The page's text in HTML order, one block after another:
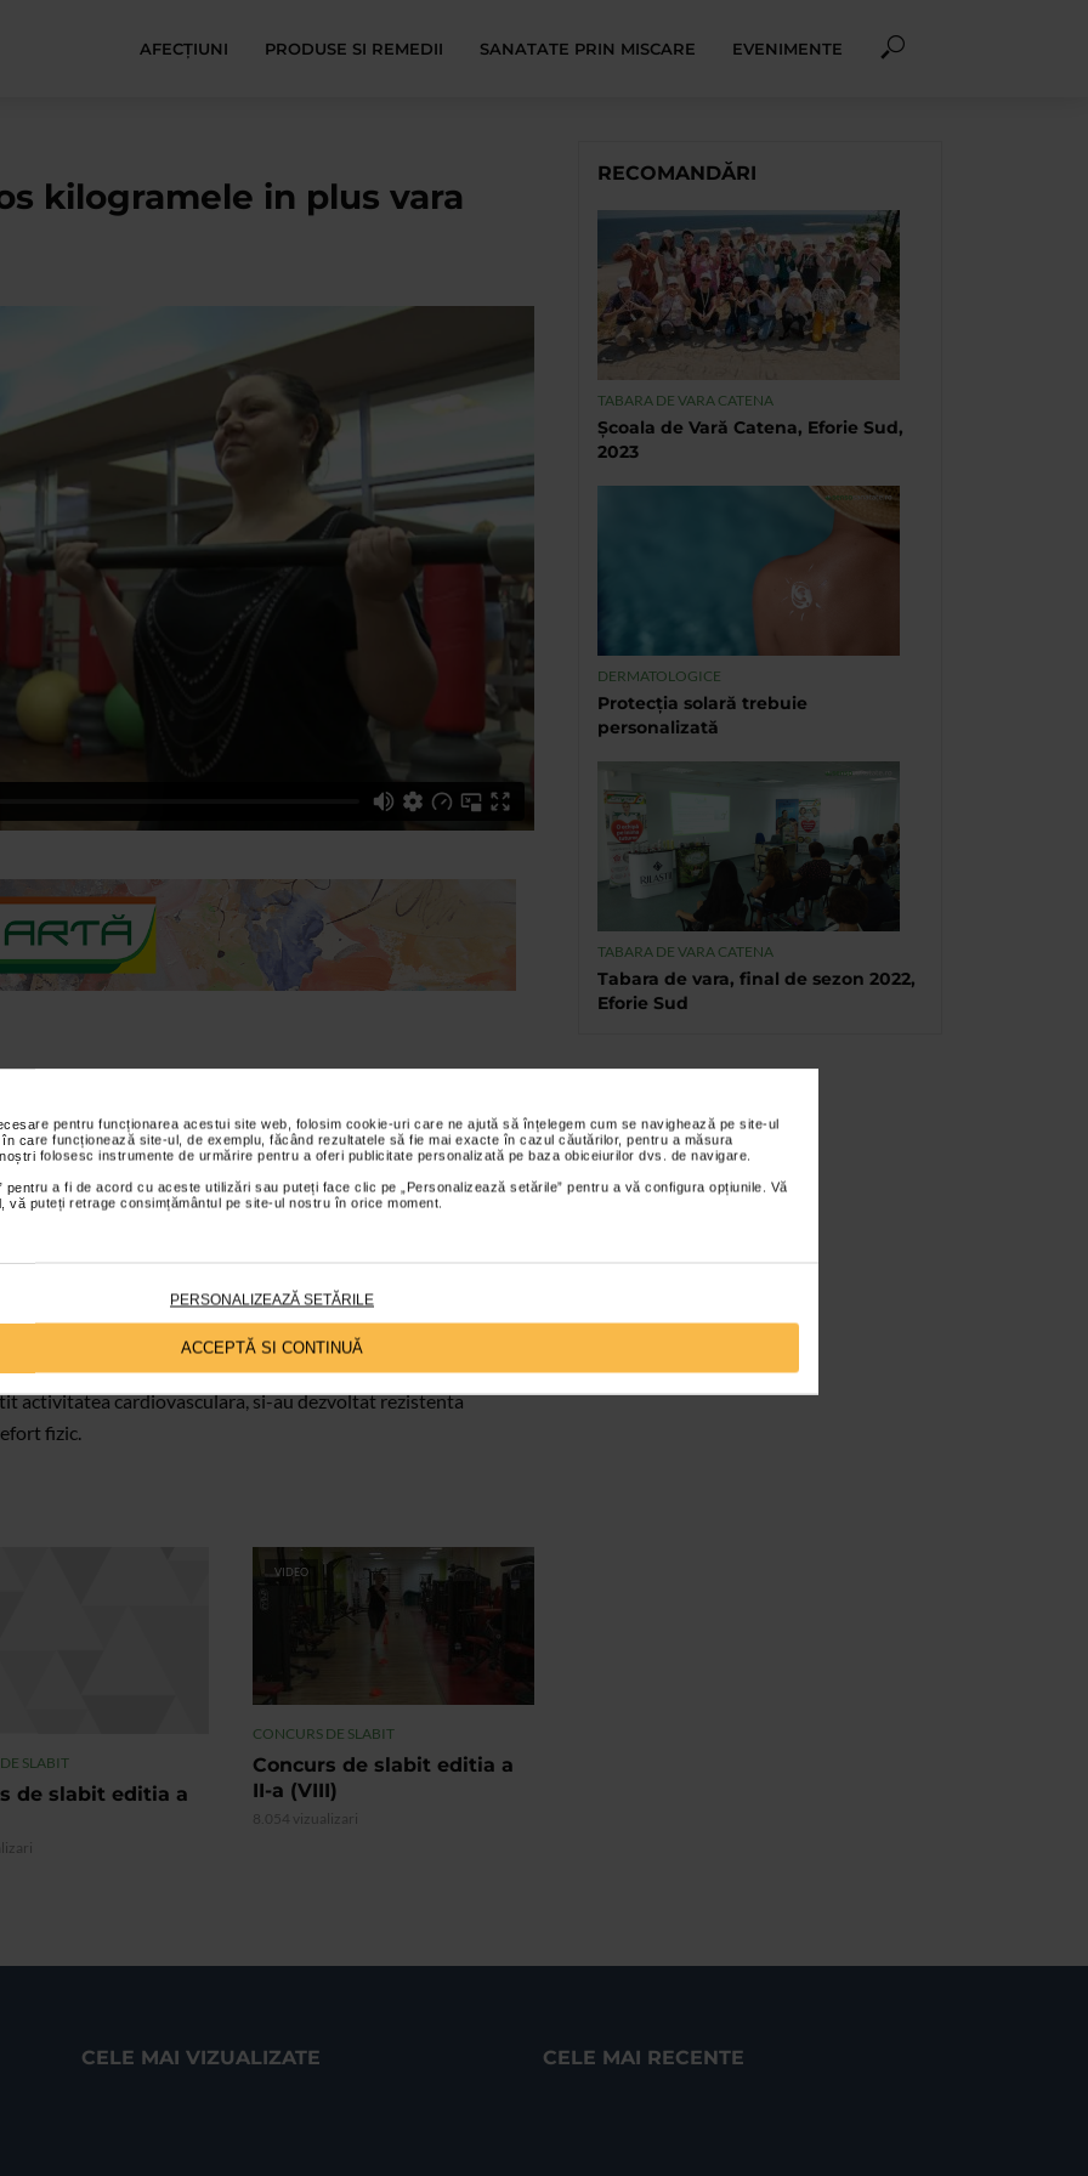
pentru funcționarea acestui site web, folosim cookie-uri care ne ajută să înțelegem cum se navighează pe site-ul
care funcționează site-ul, de exemplu, făcând rezultatele să fie mai exacte în cazul căutărilor, pentru a măsura
folosesc instrumente de urmărire pentru a oferi publicitate personalizată pe baza obiceiurilor dvs. de navigare.
pentru a fi de acord cu aceste utilizări sau puteți face clic pe „Personalizează setările” pentru a vă configura opțiunile. Vă
puteți retrage consimțământul pe site-ul nostru în orice moment.
PERSONALIZEAZĂ SETĂRILE
ACCEPTĂ SI CONTINUĂ
AFECŢIUNI PRODUSE SI REMEDII SANATATE PRIN MISCARE EVENIMENTE
kilogramele in plus vara
asta!” organizat de revista Slab sau gras, farmaciile Catena si
a patra saptamana.
au beneficiat de abonamente la fitness & aerobic, masaje
Catena (Ultra Slim Burner, Ripped Max si Modelor One
antrenorului Iulian Dinu.
inceput sa elimine treptat kilogramele in plus. Tea
118 kg si a reusit sa elimine pana in acest moment 6 kg.
initial 126 kg si a slabit 9 kg. Florina Murariu (32 de ani, 1,62
inceputul concursului.
activitatea cardiovasculara, si-au dezvoltat rezistenta
fizic.
SLABIT
de slabit editia a
VIDEO
CONCURS DE SLABIT
Concurs de slabit editia a
II-a (VIII)
8.054 vizualizari
RECOMANDĂRI
TABARA DE VARA CATENA
Școala de Vară Catena, Eforie Sud,
2023
DERMATOLOGICE
Protecția solară trebuie
personalizată
TABARA DE VARA CATENA
Tabara de vara, final de sezon 2022,
Eforie Sud
CELE MAI VIZUALIZATE CELE MAI RECENTE